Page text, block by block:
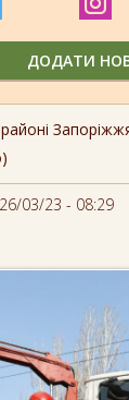
03/23 - 08:29
ДОДАТИ